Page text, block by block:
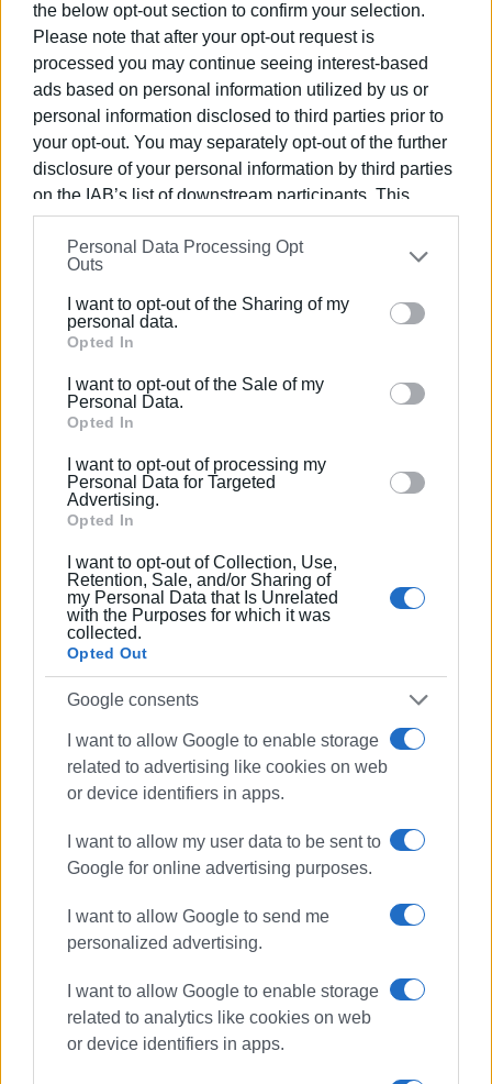
the below opt-out section to confirm your selection.
Please note that after your opt-out request is
processed you may continue seeing interest-based
ads based on personal information utilized by us or
personal information disclosed to third parties prior to
your opt-out. You may separately opt-out of the further
disclosure of your personal information by third parties
on the IAB’s list of downstream participants. This
information may also be disclosed by us to third parties
on theIAB’s List of Downstream Participants
that may
further disclose it to other third parties.
Please note that this website/app uses one or more
Google services and may gather and store information
behaviour. You may click to grant or deny consent to
Google and its third-party tags to use your data for
section.
Personal Data Processing Opt
Outs
I want to opt-out of the Sharing of my
personal data.
Opted In
I want to opt-out of the Sale of my
Personal Data.
Opted In
I want to opt-out of processing my
Personal Data for Targeted
Advertising.
Opted In
I want to opt-out of Collection, Use,
Retention, Sale, and/or Sharing of
my Personal Data that Is Unrelated
with the Purposes for which it was
collected.
Opted Out
Google consents
I want to allow Google to enable storage
related to advertising like cookies on web
or device identifiers in apps.
I want to allow my user data to be sent to
Google for online advertising purposes.
I want to allow Google to send me
personalized advertising.
I want to allow Google to enable storage
related to analytics like cookies on web
or device identifiers in apps.
Το έργο «Κέντρο Κοινότητας Δήμου Κεντρικής
Κέρκυρας & Διαποντίων Νήσων» συγχρηματοδοτείται
από την Ελλάδα και την Ευρωπαϊκή Ένωση (Ευρωπαϊκό
Κοινωνικό Ταμείο) μέσω του Επιχειρησιακού
Προγράμματος «Ιόνια Νησιά 2014-2020».
Ο Αντιδήμαρχος Κοινωνικής Πολιτικής
Πρόνοιας & Κοινωνικού Έργου
Ανδρέας Σκούπουρας
Εμφανίσεις: 105
Ακολουθήστε το enimerosi στο Facebook
Συνδρομητές στο e-paper